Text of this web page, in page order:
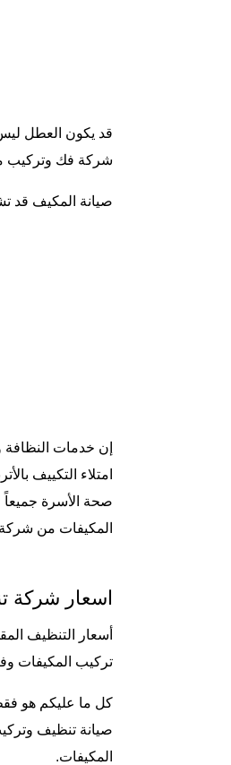
قد يكون العطل
شركة فك وتركيب
صيانة المكيف قد
إن خدمات
امتلاء التكييف
صحة الأسرة
المكيفات من
اسعار شركة
أسعار التنظيف
تركيب المكيفات
كل ما عليكم هو
صيانة تنظيف
المكيفات.